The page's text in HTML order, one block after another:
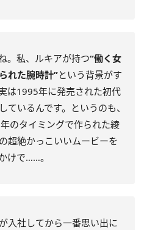
。私、ルキアが持つ“働く女
れた腕時計”という背景がす
は1995年に発売された初代
ているんです。 というのも、
のタイミングで作られた綾
超絶かっこいいムービーを
けで……。
入社してから一番思い出に